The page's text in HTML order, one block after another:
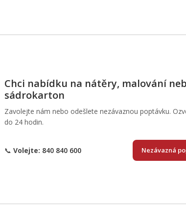
Chci nabídku na nátěry, malování
sádrokarton
Zavolejte nám nebo odešlete nezávaznou poptávku.
do 24 hodin.
📞 Volejte: 840 840 600 Nezávazná